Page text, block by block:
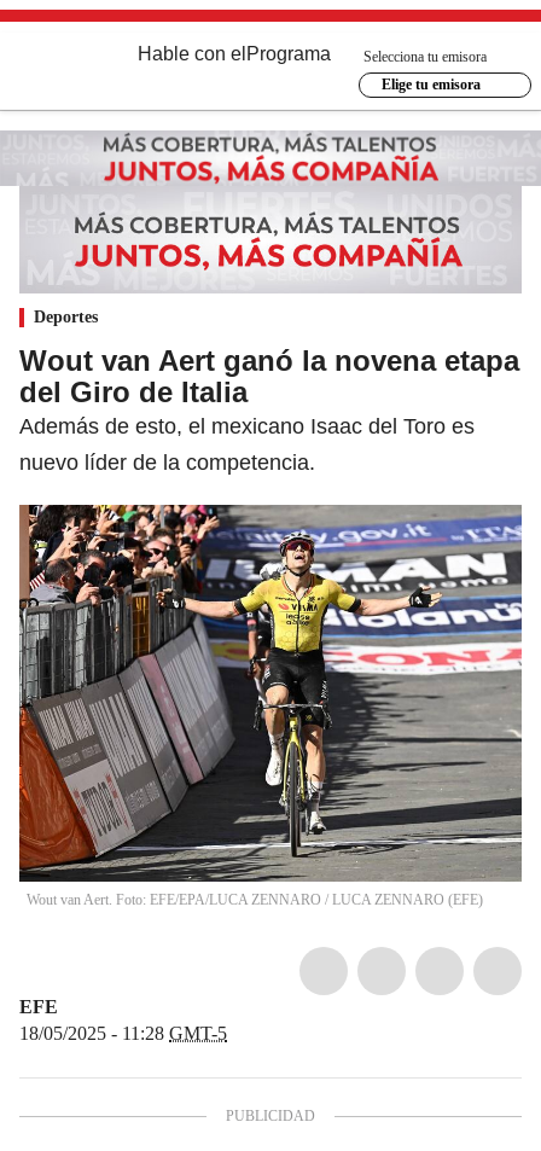
Hable con el Programa
Selecciona tu emisora
Elige tu emisora
Deportes
Wout van Aert ganó la novena etapa
del Giro de Italia
Además de esto, el mexicano Isaac del Toro es
nuevo líder de la competencia.
Wout van Aert. Foto: EFE/EPA/LUCA ZENNARO / LUCA ZENNARO (EFE)
EFE
18/05/2025 - 11:28 GMT-5